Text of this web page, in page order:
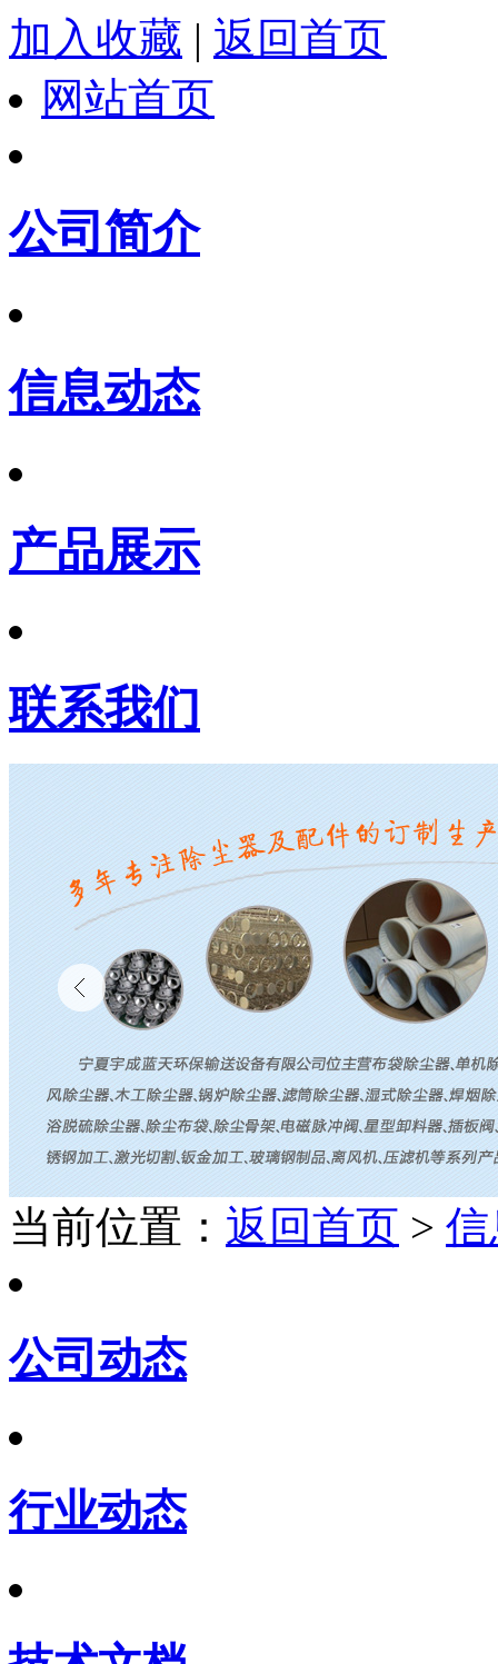
加入收藏 | 返回首页
网站首页
公司简介
信息动态
产品展示
联系我们
当前位置： 返回首页 >
公司动态
行业动态